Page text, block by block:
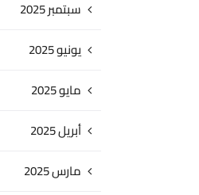
سبتمبر 2025
يونيو 2025
مايو 2025
أبريل 2025
مارس 2025